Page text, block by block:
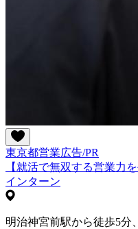
東京都営業広告/PR
【就活で無双する営業力
インターン
明治神宮前駅から徒歩5分